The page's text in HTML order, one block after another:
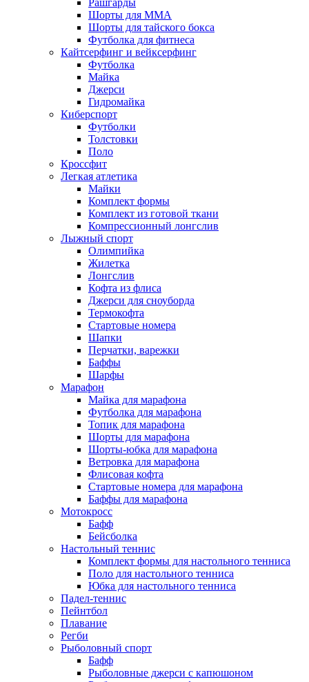
Шорты для MMA
Шорты для тайского бокса
Футболка для фитнеса
Кайтсерфинг и вейксерфинг
Футболка
Майка
Джерси
Гидромайка
Киберспорт
Футболки
Толстовки
Поло
Кроссфит
Легкая атлетика
Майки
Комплект формы
Комплект из готовой ткани
Компрессионный лонгслив
Лыжный спорт
Олимпийка
Жилетка
Лонгслив
Кофта из флиса
Джерси для сноуборда
Термокофта
Стартовые номера
Шапки
Перчатки, варежки
Баффы
Шарфы
Марафон
Майка для марафона
Футболка для марафона
Топик для марафона
Шорты для марафона
Шорты-юбка для марафона
Ветровка для марафона
Флисовая кофта
Стартовые номера для марафона
Баффы для марафона
Мотокросс
Бафф
Бейсболка
Настольный теннис
Комплект формы для настольного тенниса
Поло для настольного тенниса
Юбка для настольного тенниса
Падел-теннис
Пейнтбол
Плавание
Регби
Рыболовный спорт
Бафф
Рыболовные джерси с капюшоном